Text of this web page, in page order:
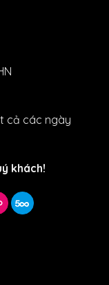
cả các ngày
khách!